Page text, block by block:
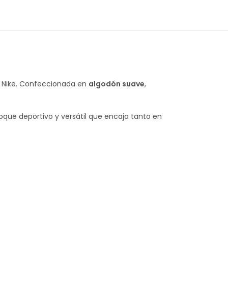
Confeccionada en algodón suave,
deportivo y versátil que encaja tanto en